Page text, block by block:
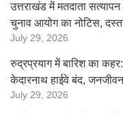
उत्तराखंड में मतदाता
चुनाव आयोग का नोटिस,
July 29, 2026
रुद्रप्रयाग में बारिश का
केदारनाथ हाईवे बंद,
July 29, 2026